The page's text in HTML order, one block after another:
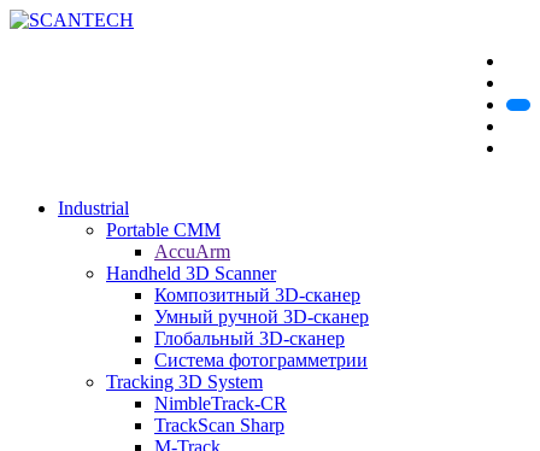
Industrial
Portable CMM
AccuArm
Handheld 3D Scanner
Композитный 3D-сканер
Умный ручной 3D-сканер
Глобальный 3D-сканер
Система фотограмметрии
Tracking 3D System
NimbleTrack-CR
TrackScan Sharp
M-Track